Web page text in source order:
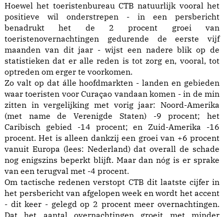
Hoewel het toeristenbureau CTB natuurlijk vooral het
positieve wil onderstrepen - in een persbericht
benadrukt het de 2 procent groei van
toeristenovernachtingen gedurende de eerste vijf
maanden van dit jaar - wijst een nadere blik op de
statistieken dat er alle reden is tot zorg en, vooral, tot
optreden om erger te voorkomen.
Zo valt op dat álle hoofdmarkten - landen en gebieden
waar toeristen voor Curaçao vandaan komen - in de min
zitten in vergelijking met vorig jaar: Noord-Amerika
(met name de Verenigde Staten) -9 procent; het
Caribisch gebied -14 procent; en Zuid-Amerika -16
procent. Het is alleen dankzij een groei van +6 procent
vanuit Europa (lees: Nederland) dat overall de schade
nog enigszins beperkt blijft. Maar dan nóg is er sprake
van een terugval met -4 procent.
Om tactische redenen verstopt CTB dit laatste cijfer in
het persbericht van afgelopen week en wordt het accent
- dit keer - gelegd op 2 procent meer overnachtingen.